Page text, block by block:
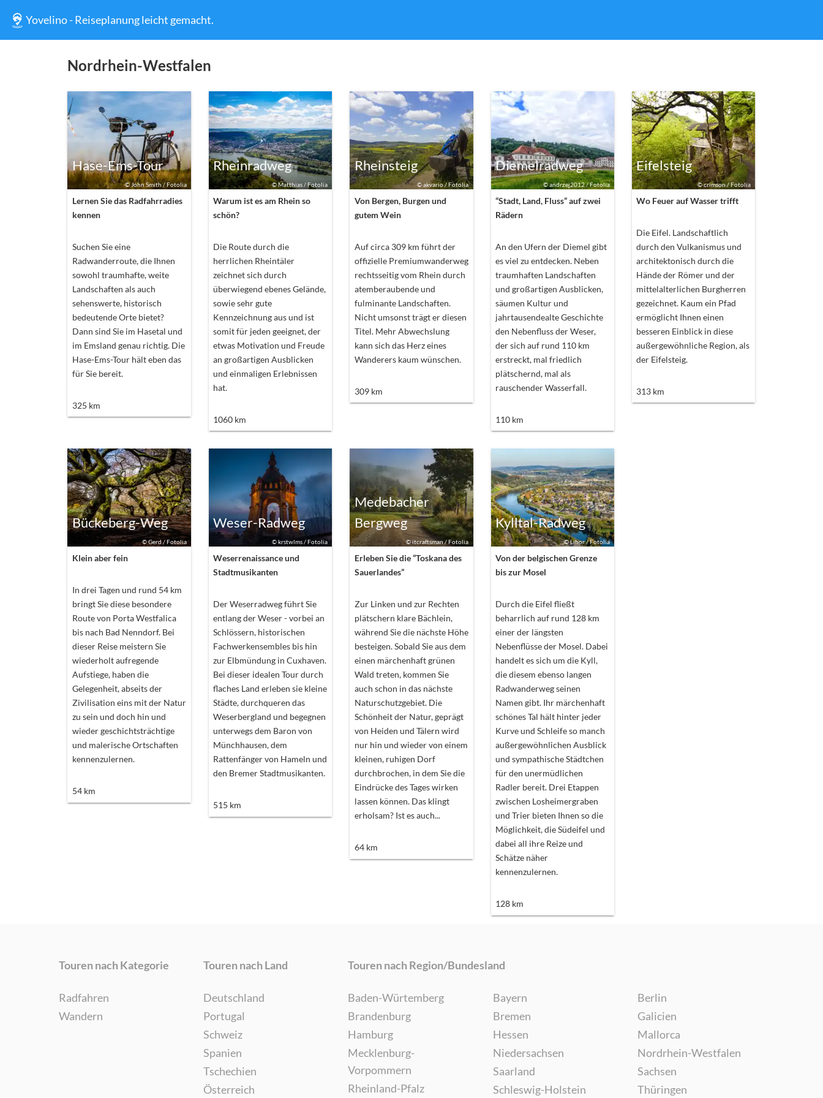
Yovelino - Reiseplanung leicht gemacht.
Nordrhein-Westfalen
© John Smith / Fotolia
Hase-Ems-Tour
Lernen Sie das Radfahrradies
kennen
Suchen Sie eine
Radwanderroute, die Ihnen
sowohl traumhafte, weite
Landschaften als auch
sehenswerte, historisch
bedeutende Orte bietet?
Dann sind Sie im Hasetal und
im Emsland genau richtig. Die
Hase-Ems-Tour hält eben das
für Sie bereit.
325 km
©Matthias / Fotolia
Rheinradweg
Warum ist es am Rhein so
schön?
Die Route durch die
herrlichen Rheintäler
zeichnet sich durch
überwiegend ebenes Gelände,
sowie sehr gute
Kennzeichnung aus und ist
somit für jeden geeignet, der
etwas Motivation und Freude
an großartigen Ausblicken
und einmaligen Erlebnissen
hat.
1060 km
©akvario / Fotolia
Rheinsteig
Von Bergen, Burgen und
gutem Wein
Auf circa 309 km führt der
offizielle Premiumwanderweg
rechtsseitig vom Rhein durch
atemberaubende und
fulminante Landschaften.
Nicht umsonst trägt er diesen
Titel. Mehr Abwechslung
kann sich das Herz eines
Wanderers kaum wünschen.
309km
©andrzej2012 / Fotolia
Diemelradweg
“Stadt, Land, Fluss” auf zwei
Rädern
An den Ufern der Diemel gibt
es viel zu entdecken. Neben
traumhaften Landschaften
und großartigen Ausblicken,
säumen Kultur und
jahrtausendealte Geschichte
den Nebenfluss der Weser,
der sich auf rund 110 km
erstreckt, mal friedlich
plätschernd, mal als
rauschender Wasserfall.
110km
©crimson / Fotolia
Eifelsteig
Wo Feuer auf Wasser trifft
Die Eifel. Landschaftlich
durch den Vulkanismus und
architektonisch durch die
Hände der Römer und der
mittelalterlichen Burgherren
gezeichnet. Kaum ein Pfad
ermöglicht Ihnen einen
besseren Einblick in diese
außergewöhnliche Region, als
der Eifelsteig.
313 km
©Gerd / Fotolia
Bückeberg-Weg
Klein aber fein
In drei Tagen und rund 54 km
bringt Sie diese besondere
Route von Porta Westfalica
bis nach Bad Nenndorf. Bei
dieser Reise meistern Sie
wiederholt aufregende
Aufstiege, haben die
Gelegenheit, abseits der
Zivilisation eins mit der Natur
zu sein und doch hin und
wieder geschichtsträchtige
und malerische Ortschaften
kennenzulernen.
54km
©krstwlms / Fotolia
Weser-Radweg
Weserrenaissance und
Stadtmusikanten
Der Weserradweg führt Sie
entlang der Weser - vorbei an
Schlössern, historischen
Fachwerkensembles bis hin
zur Elbmündung in Cuxhaven.
Bei dieser idealen Tour durch
flaches Land erleben sie kleine
Städte, durchqueren das
Weserbergland und begegnen
unterwegs dem Baron von
Münchhausen, dem
Rattenfänger von Hameln und
den Bremer Stadtmusikanten.
515 km
©itcraftsman / Fotolia
Medebacher
Bergweg
Erleben Sie die “Toskana des
Sauerlandes”
Zur Linken und zur Rechten
plätschern klare Bächlein,
während Sie die nächste Höhe
besteigen. Sobald Sie aus dem
einen märchenhaft grünen
Wald treten, kommen Sie
auch schon in das nächste
Naturschutzgebiet. Die
Schönheit der Natur, geprägt
von Heiden und Tälern wird
nur hin und wieder von einem
kleinen, ruhigen Dorf
durchbrochen, in dem Sie die
Eindrücke des Tages wirken
lassen können. Das klingt
erholsam? Ist es auch...
64km
©Libor / Fotolia
Kylltal-Radweg
Von der belgischen Grenze
bis zur Mosel
Durch die Eifel fließt
beharrlich auf rund 128 km
einer der längsten
Nebenflüsse der Mosel. Dabei
handelt es sich um die Kyll,
die diesem ebenso langen
Radwanderweg seinen
Namen gibt. Ihr märchenhaft
schönes Tal hält hinter jeder
Kurve und Schleife so manch
außergewöhnlichen Ausblick
und sympathische Städtchen
für den unermüdlichen
Radler bereit. Drei Etappen
zwischen Losheimergraben
und Trier bieten Ihnen so die
Möglichkeit, die Südeifel und
dabei all ihre Reize und
Schätze näher
kennenzulernen.
128km
Touren nach Kategorie
Radfahren
Wandern
Touren nach Land
Deutschland
Portugal
Schweiz
Spanien
Tschechien
Österreich
Touren nach Region/Bundesland
Baden-Würtemberg
Brandenburg
Hamburg
Mecklenburg-
Vorpommern
Rheinland-Pfalz
Bayern
Bremen
Hessen
Niedersachsen
Saarland
Schleswig-Holstein
Berlin
Galicien
Mallorca
Nordrhein-Westfalen
Sachsen
Thüringen